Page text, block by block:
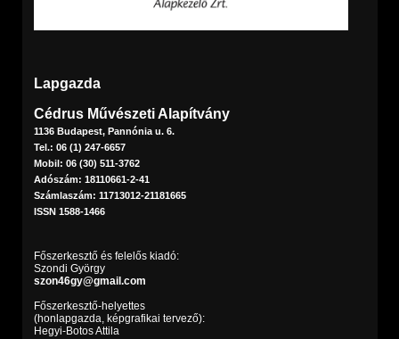
Lapgazda
Cédrus Művészeti Alapítvány
1136 Budapest, Pannónia u. 6.
Tel.: 06 (1) 247-6657
Mobil: 06 (30) 511-3762
Adószám: 18110661-2-41
Számlaszám: 11713012-21181665
ISSN 1588-1466
Főszerkesztő és felelős kiadó:
Szondi György
szon46gy@gmail.com
Főszerkesztő-helyettes
(honlapgazda, képgrafikai tervező):
Hegyi-Botos Attila